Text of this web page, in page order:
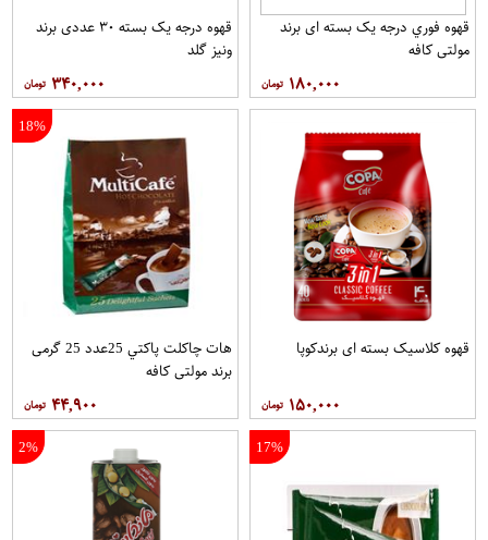
قهوه فوري درجه یک بسته ای برند
مولتي کافه
۱۸۰,۰۰۰
قهوه درجه یک بسته ۳۰ عددی برند
ونيز گلد
۳۴۰,۰۰۰
قهوه کلاسيک بسته ای برندکوپا
۱۵۰,۰۰۰
18%
هات چاکلت پاکتي 25عدد 25 گرمی
برند مولتي کافه
۴۴,۹۰۰
17%
2%